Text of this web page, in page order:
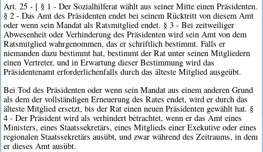
Art. 25 - [ § 1 - Der Sozialhilferat wählt aus seiner Mitte einen Präsidenten.
§ 2 - Das Amt des Präsidenten endet bei seinem Rücktritt von diesem Amt
oder wenn sein Mandat als Ratsmitglied endet. § 3 - Bei zeitweiliger
Abwesenheit oder Verhinderung des Präsidenten wird sein Amt von dem
Ratsmitglied wahrgenommen, das er schriftlich bestimmt. Falls er
niemanden dazu bestimmt hat, bestimmt der Rat unter seinen Mitgliedern
einen Vertreter, und in Erwartung dieser Bestimmung wird das
Präsidentenamt erforderlichenfalls durch das älteste Mitglied ausgeübt.
Bei Tod des Präsidenten oder wenn sein Mandat aus einem anderen Grund
als dem der vollständigen Erneuerung des Rates endet, wird er durch das
älteste Mitglied ersetzt, bis der Rat einen neuen Präsidenten gewählt hat. §
4 - Der Präsident wird als verhindert betrachtet, wenn er das Amt eines
Ministers, eines Staatssekretärs, eines Mitglieds einer Exekutive oder eines
regionalen Staatssekretärs ausübt, und zwar während des Zeitraums, in dem
er dieses Amt ausübt.